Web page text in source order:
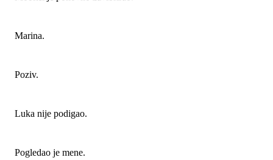
Marina.
Poziv.
Luka nije podigao.
Pogledao je mene.